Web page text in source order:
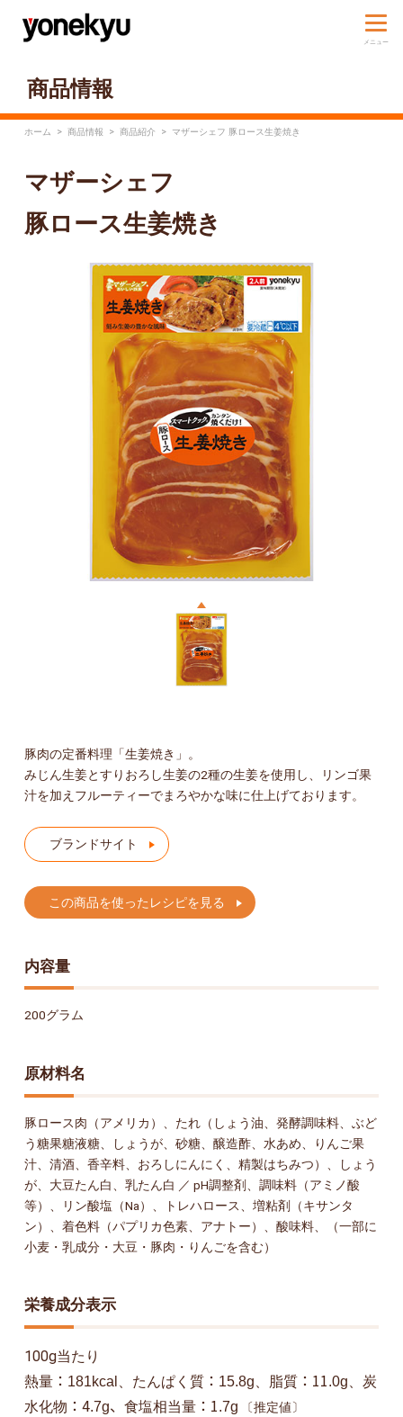
商品情報
ホーム > 商品情報 > 商品紹介 > マザーシェフ 豚ロース生姜焼き
マザーシェフ
豚ロース生姜焼き
豚肉の定番料理「生姜焼き」。
みじん生姜とすりおろし生姜の2種の生姜を使用し、リンゴ果
汁を加えフルーティーでまろやかな味に仕上げております。
ブランドサイト
この商品を使ったレシピを見る
内容量
200グラム
原材料名
豚ロース肉（アメリカ）、たれ（しょう油、発酵調味料、ぶど
う糖果糖液糖、しょうが、砂糖、醸造酢、水あめ、りんご果
汁、清酒、香辛料、おろしにんにく、精製はちみつ）、しょう
が、大豆たん白、乳たん白 ／ pH調整剤、調味料（アミノ酸
等）、リン酸塩（Na）、トレハロース、増粘剤（キサンタ
ン）、着色料（パプリカ色素、アナトー）、酸味料、（一部に
小麦・乳成分・大豆・豚肉・りんごを含む）
栄養成分表示
100g当たり
熱量： 181kcal、 たんぱく質： 15.8g、 脂質：11.0g、 炭
水化物 ：4.7g、 食塩相当量：1.7g 〔推定値〕